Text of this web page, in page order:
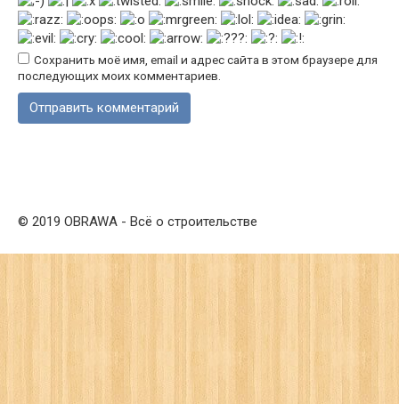
Сохранить моё имя, email и адрес сайта в этом браузере для
последующих моих комментариев.
© 2019 OBRAWA - Всё о строительстве